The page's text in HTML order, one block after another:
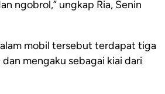
ngobrol,” ungkap Ria, Senin
mobil tersebut terdapat tiga
mengaku sebagai kiai dari